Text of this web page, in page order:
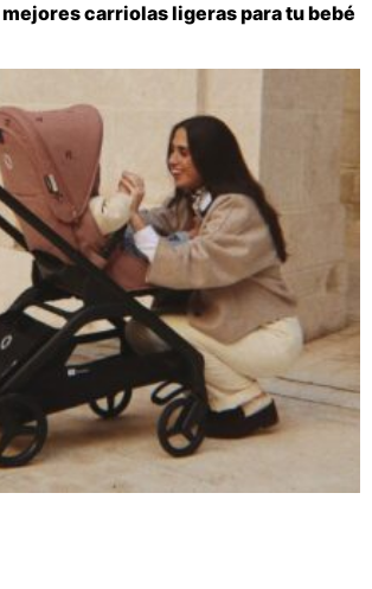
carriolas ligeras para tu bebé